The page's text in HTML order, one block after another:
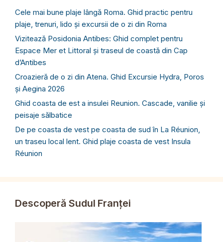
Cele mai bune plaje lângă Roma. Ghid practic pentru
plaje, trenuri, lido și excursii de o zi din Roma
Vizitează Posidonia Antibes: Ghid complet pentru
Espace Mer et Littoral și traseul de coastă din Cap
d’Antibes
Croazieră de o zi din Atena. Ghid Excursie Hydra, Poros
și Aegina 2026
Ghid coasta de est a insulei Reunion. Cascade, vanilie și
peisaje sălbatice
De pe coasta de vest pe coasta de sud în La Réunion,
un traseu local lent. Ghid plaje coasta de vest Insula
Réunion
Descoperă Sudul Franței